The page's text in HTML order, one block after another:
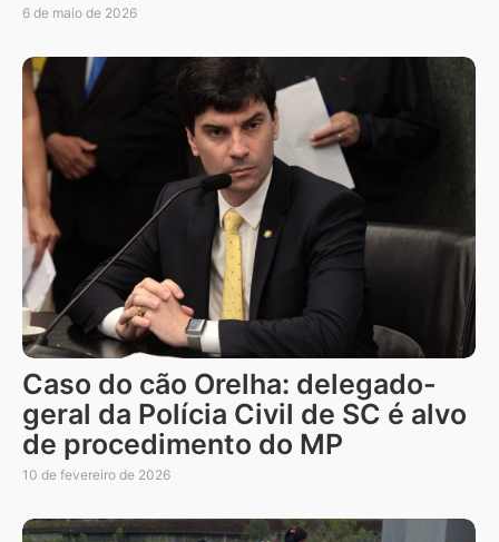
6 de maio de 2026
Caso do cão Orelha: delegado-
geral da Polícia Civil de SC é alvo
de procedimento do MP
10 de fevereiro de 2026